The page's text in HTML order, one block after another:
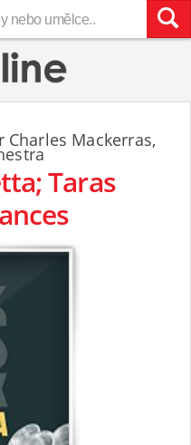
Charles Mackerras,
Taras